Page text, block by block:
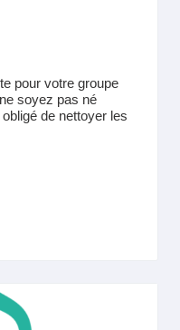
pour votre groupe
soyez pas né
de nettoyer les